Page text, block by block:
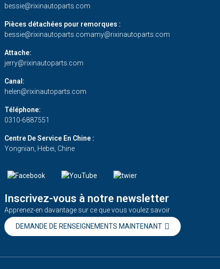
bessie@rixinautoparts.com
Pièces détachées pour remorques :
bessie@rixinautoparts.comamy@rixinautoparts.com
Attache:
jerry@rixinautoparts.com
Canal:
helen@rixinautoparts.com
Téléphone:
0310-6887551
Centre De Service En Chine :
Yongnian, Hebei, Chine
Inscrivez-vous à notre newsletter
Apprenez-en davantage sur ce que vous voulez savoir
DEMANDE DE RENSEIGNEMENTS MAINTENANT